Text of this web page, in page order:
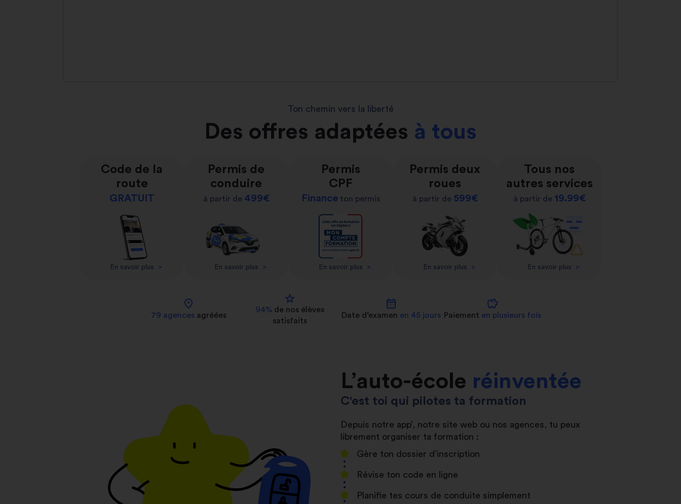
Ton chemin vers la liberté
Des offres adaptées à tous
Code de la
route
GRATUIT
En savoir plus >
Permis de
conduire
à partir de 499€
En savoir plus >
Permis
CPF
Financeton permis
En savoir plus >
Permis deux
roues
à partir de 599€
En savoir plus >
Tous nos
autres services
à partir de 19.99€
En savoir plus >
location_on
79 agences agréées
star
94% de nos élèves
satisfaits
calendar_month
Date d’examen en 45 jours
savings
Paiement en plusieurs fois
L’auto-école réinventée
C'est toi qui pilotes ta formation
Depuis notre app’, notre site web ou nos agences, tu peux
librement organiser ta formation :
Gère ton dossier d’inscription
Révise ton code en ligne
Planifie tes cours de conduite simplement